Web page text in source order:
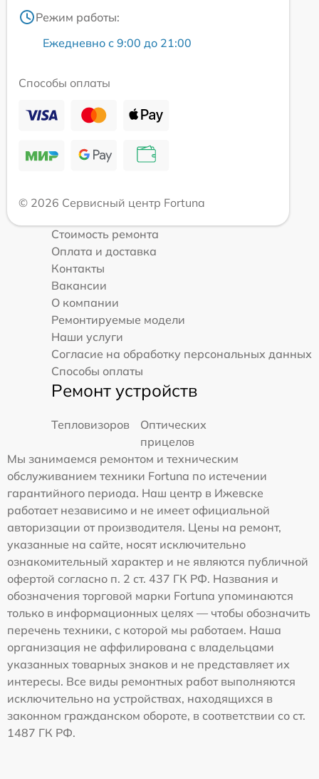
Режим работы:
Ежедневно с 9:00 до 21:00
Способы оплаты
© 2026 Сервисный центр Fortuna
Стоимость ремонта
Оплата и доставка
Контакты
Вакансии
О компании
Ремонтируемые модели
Наши услуги
Согласие на обработку персональных данных
Способы оплаты
Ремонт устройств
Тепловизоров
Оптических
прицелов
Мы занимаемся ремонтом и техническим
обслуживанием техники Fortuna по истечении
гарантийного периода. Наш центр в Ижевске
работает независимо и не имеет официальной
авторизации от производителя. Цены на ремонт,
указанные на сайте, носят исключительно
ознакомительный характер и не являются публичной
офертой согласно п. 2 ст. 437 ГК РФ. Названия и
обозначения торговой марки Fortuna упоминаются
только в информационных целях — чтобы обозначить
перечень техники, с которой мы работаем. Наша
организация не аффилирована с владельцами
указанных товарных знаков и не представляет их
интересы. Все виды ремонтных работ выполняются
исключительно на устройствах, находящихся в
законном гражданском обороте, в соответствии со ст.
1487 ГК РФ.